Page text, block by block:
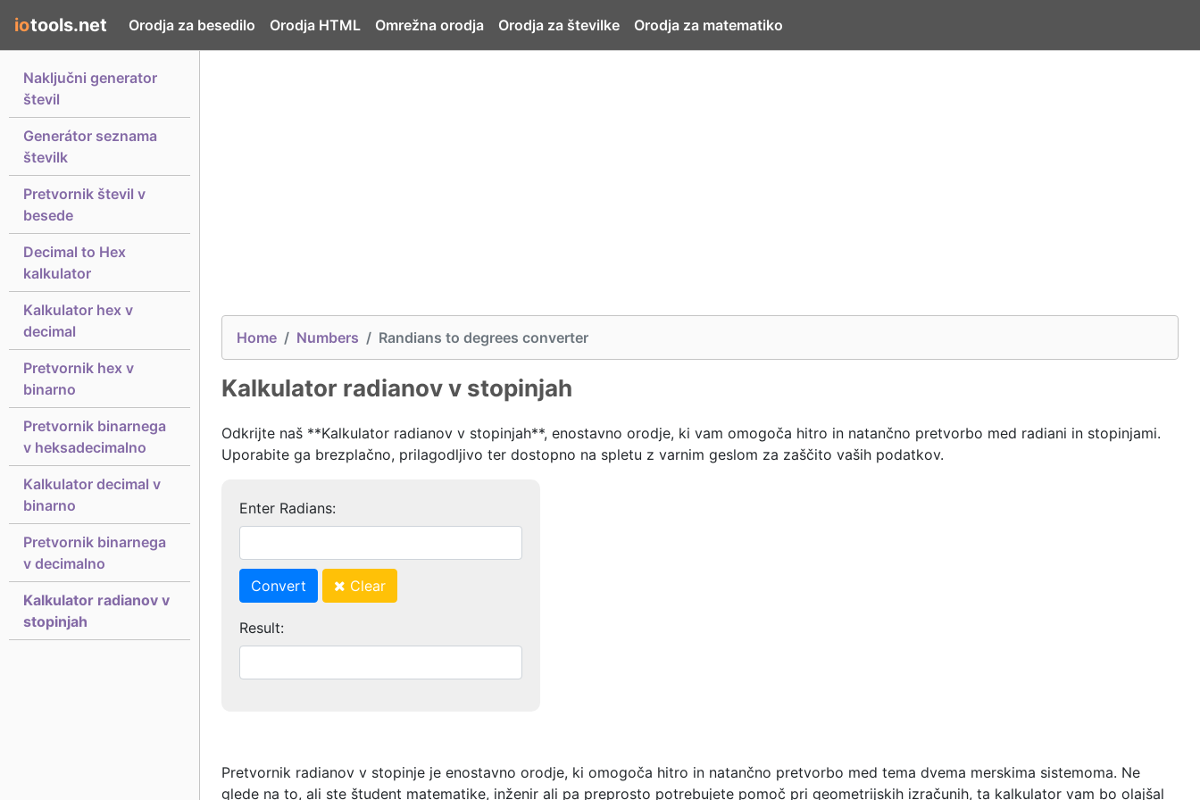
iotools.net Orodja za besedilo Orodja HTML Omrežna orodja Orodja za številke Orodja za matematiko
Naključni generator
števil
Generátor seznama
številk
Pretvornik števil v
besede
Decimal to Hex
kalkulator
Kalkulator hex v
decimal
Pretvornik hex v
binarno
Pretvornik binarnega
v heksadecimalno
Kalkulator decimal v
binarno
Pretvornik binarnega
v decimalno
Kalkulator radianov v
stopinjah
Home Numbers Randians to degrees converter
Kalkulator radianov v stopinjah
Odkrijte naš **Kalkulator radianov v stopinjah**, enostavno orodje, ki vam omogoča hitro in natančno pretvorbo med radiani in stopinjami.
Uporabite ga brezplačno, prilagodljivo ter dostopno na spletu z varnim geslom za zaščito vaših podatkov.
Enter Radians:
Convert Clear
Result:
Pretvornik radianov v stopinje je enostavno orodje, ki omogoča hitro in natančno pretvorbo med tema dvema merskima sistemoma. Ne
glede na to, ali ste študent matematike, inženir ali pa preprosto potrebujete pomoč pri geometrijskih izračunih, ta kalkulator vam bo olajšal